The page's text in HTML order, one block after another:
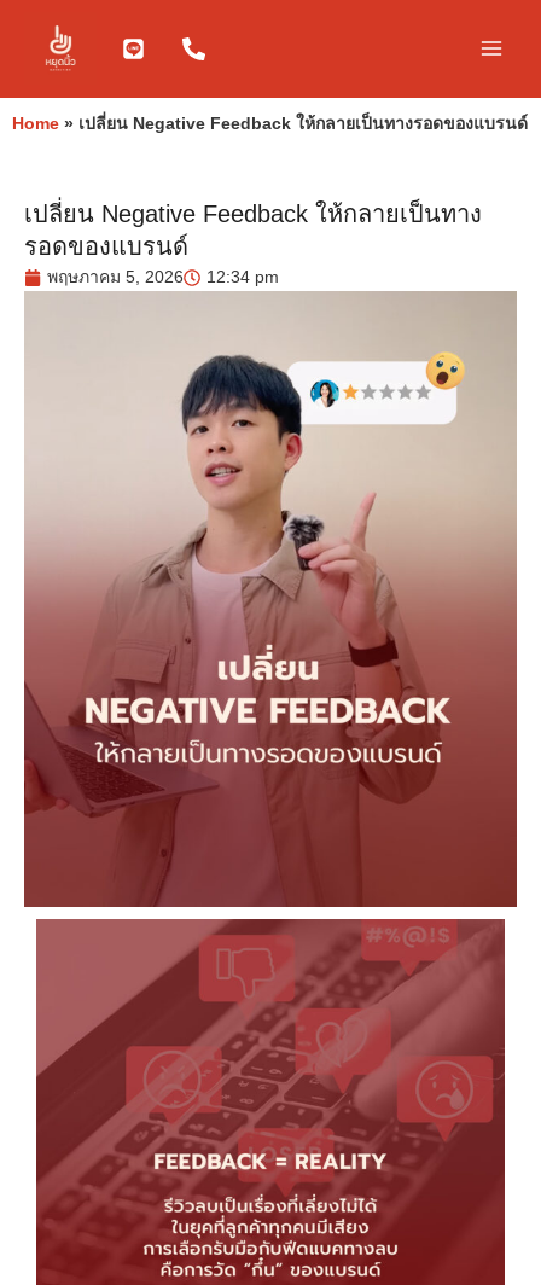
content
Home » เปลี่ยน Negative Feedback ให้กลายเป็นทางรอดของแบรนด์
เปลี่ยน Negative Feedback ให้กลายเป็นทาง
รอดของแบรนด์
พฤษภาคม 5, 2026 12:34 pm